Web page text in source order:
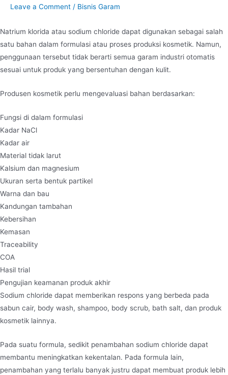
Leave a Comment / Bisnis Garam
Natrium klorida atau sodium chloride dapat digunakan sebagai salah
satu bahan dalam formulasi atau proses produksi kosmetik. Namun,
penggunaan tersebut tidak berarti semua garam industri otomatis
sesuai untuk produk yang bersentuhan dengan kulit.
Produsen kosmetik perlu mengevaluasi bahan berdasarkan:
Fungsi di dalam formulasi
Kadar NaCl
Kadar air
Material tidak larut
Kalsium dan magnesium
Ukuran serta bentuk partikel
Warna dan bau
Kandungan tambahan
Kebersihan
Kemasan
Traceability
COA
Hasil trial
Pengujian keamanan produk akhir
Sodium chloride dapat memberikan respons yang berbeda pada
sabun cair, body wash, shampoo, body scrub, bath salt, dan produk
kosmetik lainnya.
Pada suatu formula, sedikit penambahan sodium chloride dapat
membantu meningkatkan kekentalan. Pada formula lain,
penambahan yang terlalu banyak justru dapat membuat produk lebih